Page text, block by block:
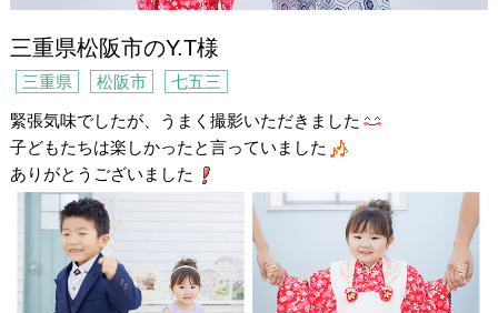
三重県松阪市のY.T様
三重県 松阪市 七五三
緊張気味でしたが、うまく撮影いただきました
子どもたちは楽しかったと言っていました
ありがとうございました